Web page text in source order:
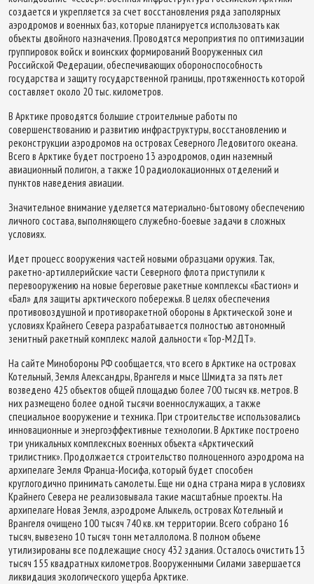
создается и укрепляется за счет восстановления ряда заполярных
аэродромов и военных баз, которые планируется использовать как
объекты двойного назначения. Проводятся мероприятия по оптимизации
группировок войск и воинских формирований Вооруженных сил
Российской Федерации, обеспечивающих обороноспособность
государства и защиту государственной границы, протяженность которой
составляет около 20 тыс. километров.
В Арктике проводятся большие строительные работы по
совершенствованию и развитию инфраструктуры, восстановлению и
реконструкции аэродромов на островах Северного Ледовитого океана.
Всего в Арктике будет построено 13 аэродромов, один наземный
авиационный полигон, а также 10 радиолокационных отделений и
пунктов наведения авиации.
Значительное внимание уделяется материально-бытовому обеспечению
личного состава, выполняющего служебно-боевые задачи в сложных
условиях.
Идет процесс вооружения частей новыми образцами оружия. Так,
ракетно-артиллерийские части Северного флота приступили к
перевооружению на новые береговые ракетные комплексы «Бастион» и
«Бал» для защиты арктического побережья. В целях обеспечения
противовоздушной и противоракетной обороны в Арктической зоне и
условиях Крайнего Севера разрабатывается полностью автономный
зенитный ракетный комплекс малой дальности «Тор-М2ДТ».
На сайте Минобороны РФ сообщается, что всего в Арктике на островах
Котельный, Земля Александры, Врангеля и мысе Шмидта за пять лет
возведено 425 объектов общей площадью более 700 тысяч кв. метров. В
них размещено более одной тысячи военнослужащих, а также
специальное вооружение и техника. При строительстве использовались
инновационные и энергоэффективные технологии. В Арктике построено
три уникальных комплексных военных объекта «Арктический
трилистник». Продолжается строительство полноценного аэродрома на
архипелаге Земля Франца-Иосифа, который будет способен
круглогодично принимать самолеты. Еще ни одна страна мира в условиях
Крайнего Севера не реализовывала такие масштабные проекты. На
архипелаге Новая Земля, аэродроме Алыкель, островах Котельный и
Врангеля очищено 100 тысяч 740 кв. км территории. Всего собрано 16
тысяч, вывезено 10 тысяч тонн металлолома. В полном объеме
утилизированы все подлежащие сносу 432 здания. Осталось очистить 13
тысяч 155 квадратных километров. Вооруженными Силами завершается
ликвидация экологического ущерба Арктике.